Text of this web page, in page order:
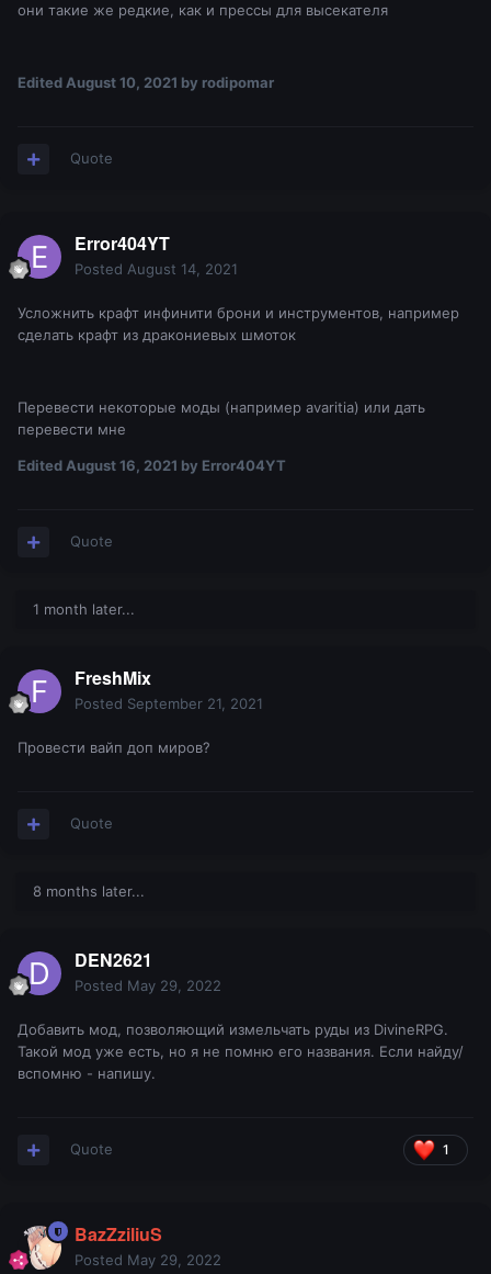
они такие же редкие, как и прессы для высекателя
EditedAugust 10, 2021 by rodipomar
Quote
Error404YT
Posted August 14, 2021
Усложнить крафт инфинити брони и инструментов, например
сделать крафт из дракониевых шмоток
Перевести некоторые моды (например avaritia) или дать
перевести мне
EditedAugust 16, 2021 by Error404YT
Quote
1 month later...
FreshMix
Posted September 21, 2021
Провести вайп доп миров?
Quote
8 months later...
DEN2621
Posted May 29, 2022
Добавить мод, позволяющий измельчать руды из DivineRPG.
Такой мод уже есть, но я не помню его названия. Если найду/
вспомню - напишу.
1
Quote
BazZziliuS
Posted May 29, 2022